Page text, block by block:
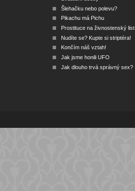
Šlehačku nebo polevu?
Pikachu má Pichu
Prostituce na živnostenský list
Nudíte se? Kupte si striptéra!
Končím náš vztah!
Jak jsme honili UFO
Jak dlouho trvá správný sex?